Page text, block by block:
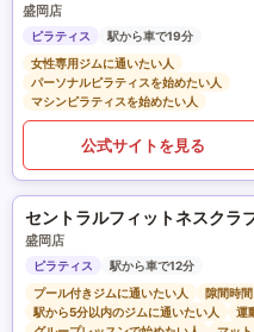
盛岡店
ピラティス
駅から車で19分
女性専用ジムに通いたい人
パーソナルピラティスを始めたい人
マシンピラティスを始めたい人
公式サイトを見る
セントラルフィットネスクラ
盛岡店
ピラティス
駅から車で12分
プール付きジムに通いたい人
隙間時
駅から5分以内のジムに通いたい人
運